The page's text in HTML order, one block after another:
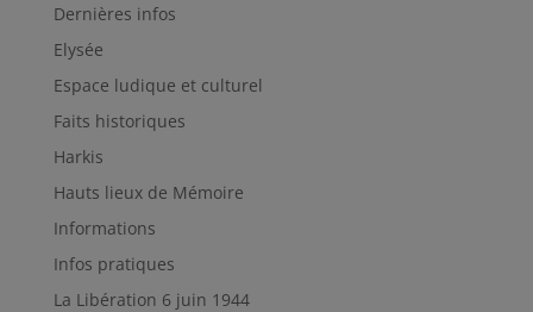
Dernières infos
Elysée
Espace ludique et culturel
Faits historiques
Harkis
Hauts lieux de Mémoire
Informations
Infos pratiques
La Libération 6 juin 1944